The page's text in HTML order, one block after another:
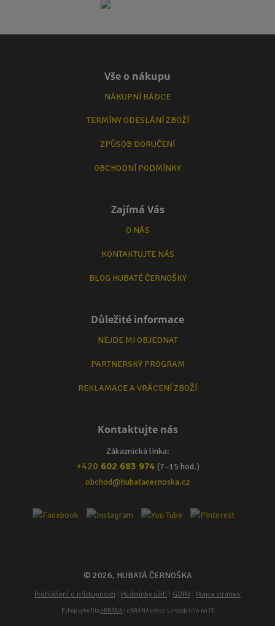
Vše o nákupu
NÁKUPNÍ RÁDCE
TERMÍNY ODESLÁNÍ ZBOŽÍ
ZPŮSOB DORUČENÍ
OBCHODNÍ PODMÍNKY
Zajímá Vás
O NÁS
KONTAKTUJTE NÁS
BLOG HUBATÉ ČERNOŠKY
Důležité informace
NEJDE MI OBJEDNAT
PARTNERSKÝ PROGRAM
REKLAMACE A VRÁCENÍ ZBOŽÍ
Kontaktujte nás
Zákaznická linka:
+420 602 683 974 (7–15 hod.)
obchod@hubatacernoska.cz
© 2026, HUBATÁ ČERNOŠKA
Prohlášení o přístupnosti Podmínky užití GDPR Mapa stránek
Eshop vytvořila eBRÁNA| eBRÁNA eshop s propojením na IS